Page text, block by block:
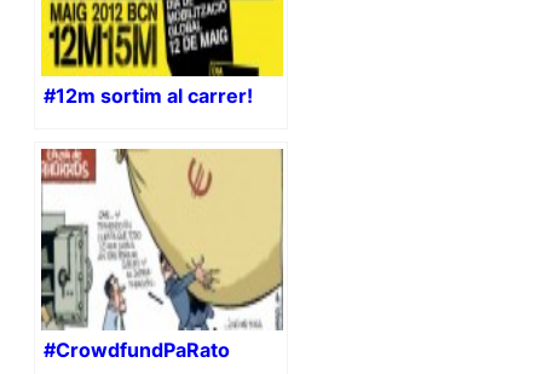
#12m sortim al carrer!
#CrowdfundPaRato